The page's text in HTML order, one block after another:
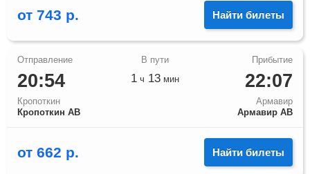
от 743 р. Найти билеты
20:54
Кропоткин
Кропоткин АВ
22:07
Армавир
Армавир АВ
1 ч 13 мин
от 662 р. Найти билеты